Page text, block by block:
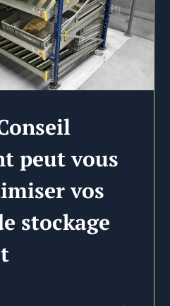
peut vous
vos
stockage